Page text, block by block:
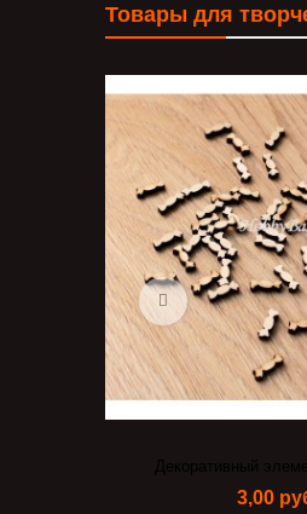
Товары для
Декупажная карта
of art